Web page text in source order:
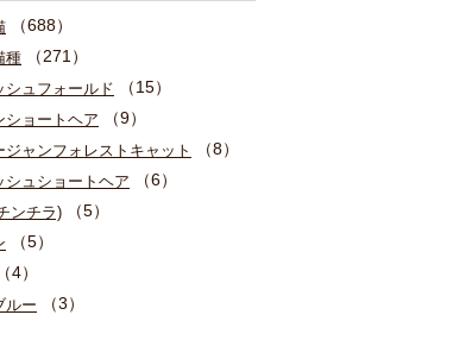
（688）
種 （271）
シュフォールド （15）
ショートヘア （9）
ジャンフォレストキャット （8）
シュショートヘア （6）
ンチラ) （5）
（5）
（4）
ルー （3）